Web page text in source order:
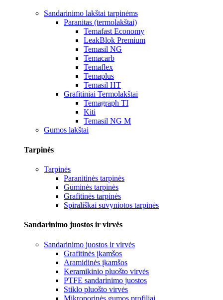
Sandarinimo lakštai tarpinėms
Paranitas (termolakštai)
Temafast Economy
LeakBlok Premium
Temasil NG
Temacarb
Temaflex
Temaplus
Temasil HT
Grafitiniai Termolakštai
Temagraph TI
Kiti
Temasil NG M
Gumos lakštai
Tarpinės
Tarpinės
Paranitinės tarpinės
Guminės tarpinės
Grafitinės tarpinės
Spirališkai suvyniotos tarpinės
Sandarinimo juostos ir virvės
Sandarinimo juostos ir virvės
Grafitinės įkamšos
Aramidinės įkamšos
Keramikinio pluošto virvės
PTFE sandarinimo juostos
Stiklo pluošto virvės
Mikroporinės gumos profiliai